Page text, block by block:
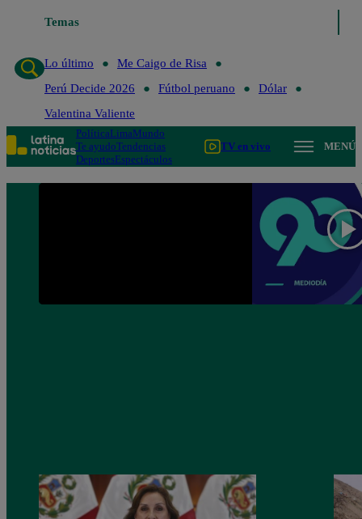
Temas
Lo último
Me Caigo de Risa
Perú Decide 2026
Fútbol peruano
Dólar
Valentina Valiente
PolíticaLimaMundo
Te ayudoTendencias
DeportesEspectáculos
TV en vivo MENÚ